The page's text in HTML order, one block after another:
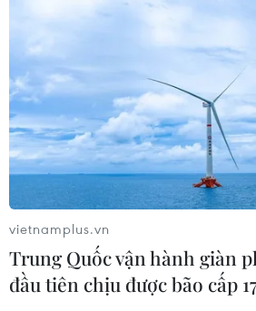
Buôn Ma Thuột - đô thị
những tán cổ thụ
06/08/2026 04:22
Công viên địa chất
Dịch Đan Hà của Trung Quốc
mùa du lịch cao điểm
Đẹp nao lòng sắc tím
hoa súng trên dòng Ngô Đồng ở
vietnamplus.vn
Trung Quốc vận hành giàn
đầu tiên chịu được bão cấp